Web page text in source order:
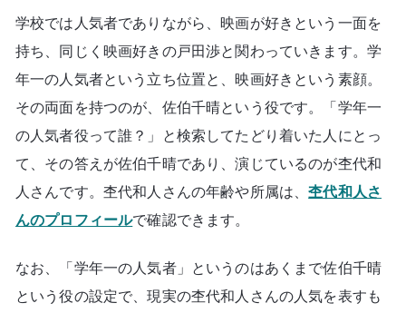
学校では人気者でありながら、映画が好きという一面を
持ち、同じく映画好きの戸田渉と関わっていきます。学
年一の人気者という立ち位置と、映画好きという素顔。
その両面を持つのが、佐伯千晴という役です。「学年一
の人気者役って誰？」と検索してたどり着いた人にとっ
て、その答えが佐伯千晴であり、演じているのが杢代和
人さんです。杢代和人さんの年齢や所属は、杢代和人さ
んのプロフィールで確認できます。
なお、「学年一の人気者」というのはあくまで佐伯千晴
という役の設定で、現実の杢代和人さんの人気を表すも